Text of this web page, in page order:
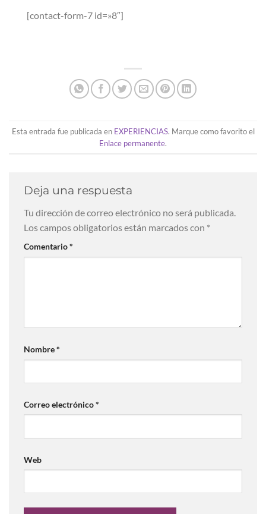
[contact-form-7 id=»8″]
Esta entrada fue publicada en EXPERIENCIAS. Marque como favorito el
Enlace permanente.
Deja una respuesta
Tu dirección de correo electrónico no será publicada.
Los campos obligatorios están marcados con *
Comentario*
Nombre*
Correo electrónico*
Web